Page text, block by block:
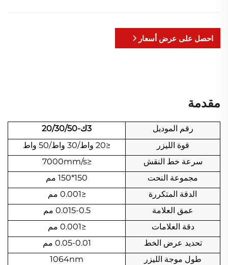
احصل على عرض أسعار
مقدمة
رقم الموديل
3ك-20/30/50
قوة الليزر
≤20 واط/30 واط/50 واط
سرعة خط النقش
≤7000mm/s
مجموعة النحت
150*150 مم
الدقة المتكررة
≤0.001 مم
عمق العلامة
0.015-0.5 مم
دقة العلامات
≤0.001 مم
تحديد عرض الخط
0.05-0.01 مم
طول موجة الليزر
1064nm